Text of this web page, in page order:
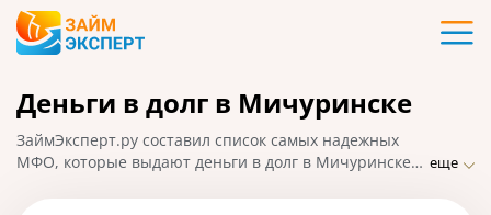
Карты
Кредиты
Ипотека
Деньги в долг в Мичуринске
ЗаймЭксперт.ру составил список самых надежных
МФО, которые выдают деньги в долг в Мичуринске
еще